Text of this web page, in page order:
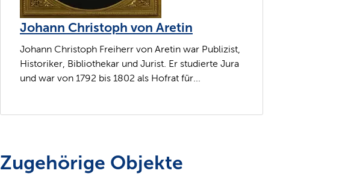
Johann Christoph von Aretin
Johann Christoph Freiherr von Aretin war Publizist,
Historiker, Bibliothekar und Jurist. Er studierte Jura
und war von 1792 bis 1802 als Hofrat für...
Zugehörige Objekte